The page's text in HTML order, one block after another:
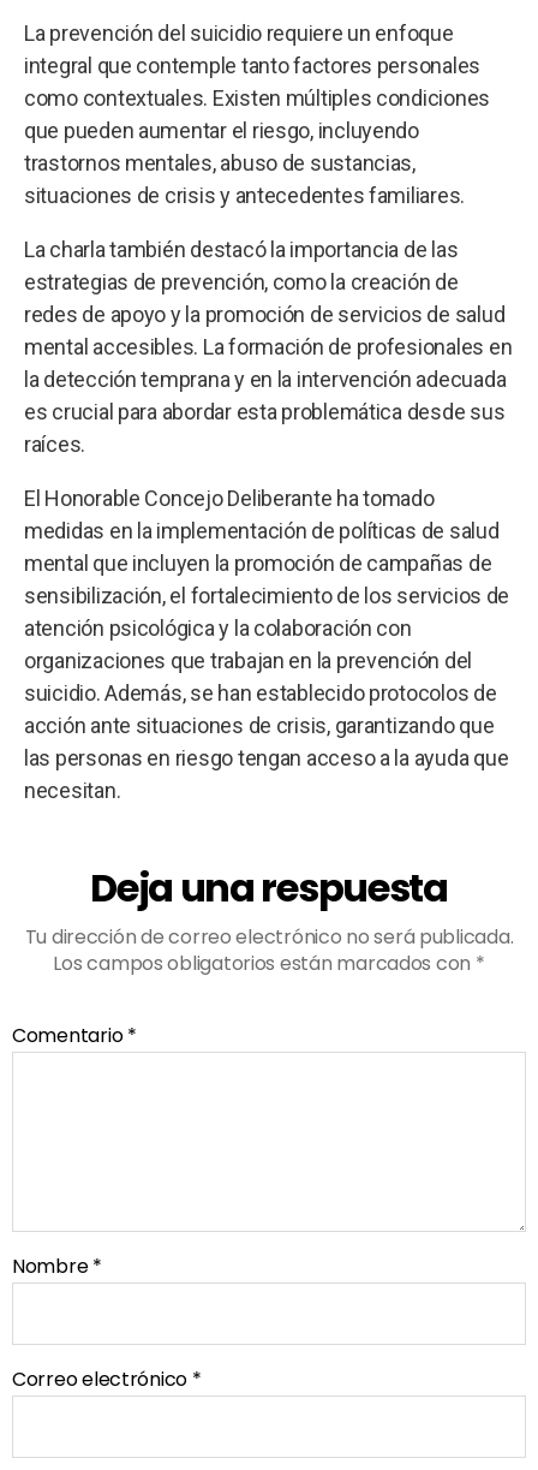
La prevención del suicidio requiere un enfoque
integral que contemple tanto factores personales
como contextuales. Existen múltiples condiciones
que pueden aumentar el riesgo, incluyendo
trastornos mentales, abuso de sustancias,
situaciones de crisis y antecedentes familiares.
La charla también destacó la importancia de las
estrategias de prevención, como la creación de
redes de apoyo y la promoción de servicios de salud
mental accesibles. La formación de profesionales en
la detección temprana y en la intervención adecuada
es crucial para abordar esta problemática desde sus
raíces.
El Honorable Concejo Deliberante ha tomado
medidas en la implementación de políticas de salud
mental que incluyen la promoción de campañas de
sensibilización, el fortalecimiento de los servicios de
atención psicológica y la colaboración con
organizaciones que trabajan en la prevención del
suicidio. Además, se han establecido protocolos de
acción ante situaciones de crisis, garantizando que
las personas en riesgo tengan acceso a la ayuda que
necesitan.
Deja una respuesta
Tu dirección de correo electrónico no será publicada.
Los campos obligatorios están marcados con *
Comentario*
Nombre*
Correo electrónico *